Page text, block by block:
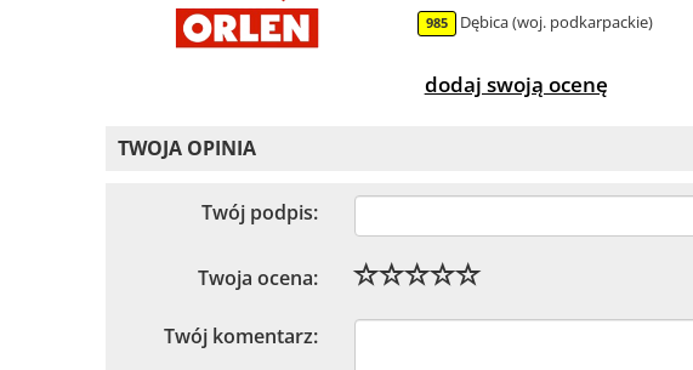
985 Dębica (woj. podkarpackie)
dodaj swoją ocenę
TWOJA OPINIA
Twój podpis:
Twoja ocena:
Twój komentarz: